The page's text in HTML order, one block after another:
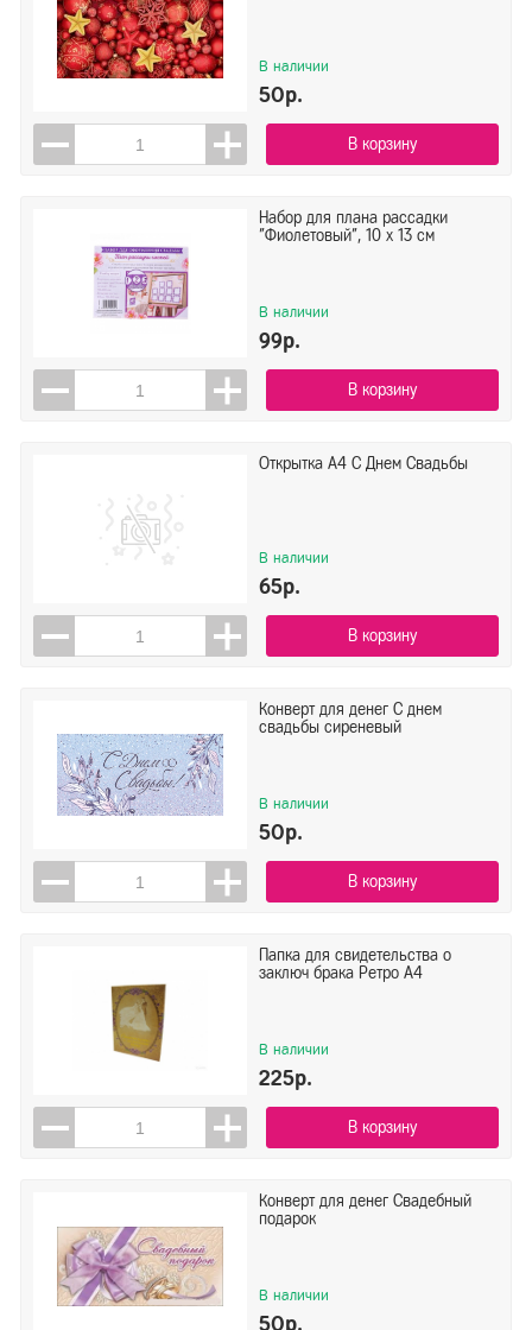
В наличии
50р.
В корзину
Набор для плана рассадки
"Фиолетовый", 10 х 13 см
В наличии
99р.
В корзину
Открытка А4 С Днем Свадьбы
В наличии
65р.
В корзину
Конверт для денег С днем
свадьбы сиреневый
В наличии
50р.
В корзину
Папка для свидетельства о
заключ брака Ретро А4
В наличии
225р.
В корзину
Конверт для денег Свадебный
подарок
В наличии
50р.